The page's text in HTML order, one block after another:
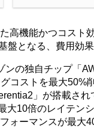
高機能かつコスト
となる、費用効
の独自チップ「
コストを最大50%
」が搭載さ
大10倍のレイテン
ォーマンスが最大